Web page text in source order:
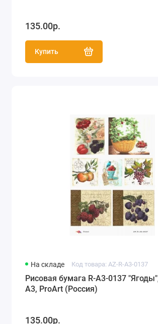
135.00р.
Купить
На складе Код товара: AZ-R-A3-0137
Рисовая бумага R-A3-0137
А3, ProArt (Россия)
135.00р.